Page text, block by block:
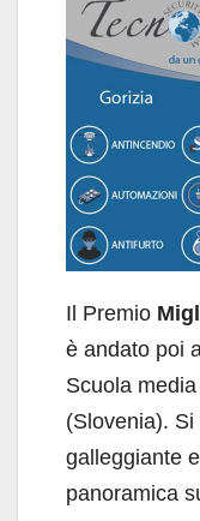
Il Premio
è andato poi
Scuola media
(Slovenia).
galleggiante
panoramica